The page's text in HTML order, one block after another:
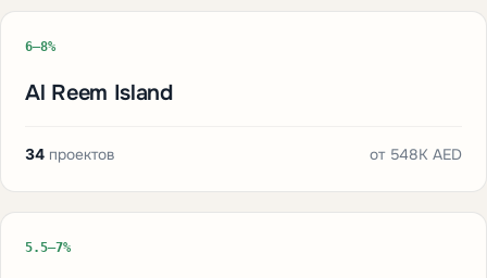
6–8%
Al Reem Island
34 проектов от 548K AED
5.5–7%